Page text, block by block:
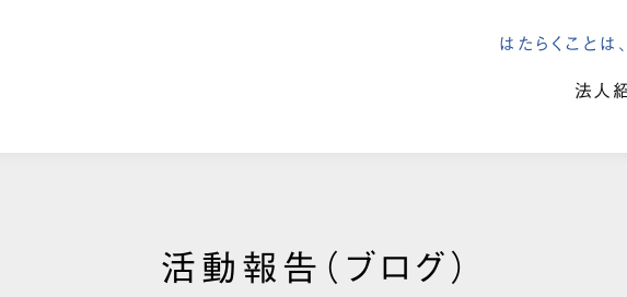
はたらくこと
法人
活動報告（ブログ）